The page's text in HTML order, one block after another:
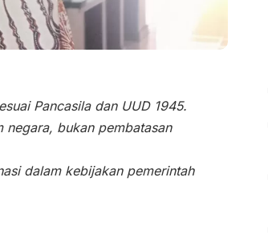
Pancasila dan UUD 1945.
negara, bukan pembatasan
dalam kebijakan pemerintah